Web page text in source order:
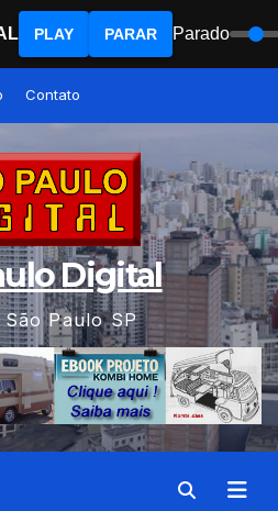
Contato
Digital
São Paulo SP
PLAY PARAR Parado